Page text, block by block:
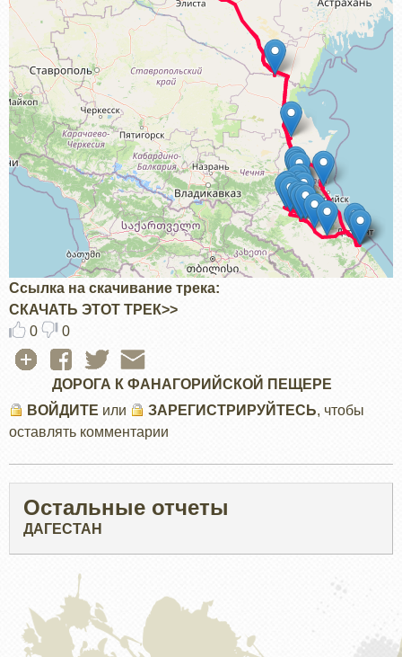
Ссылка на скачивание трека
СКАЧАТЬ ЭТОТ ТРЕК>>
0
0
ДОРОГА К ФАНАГОРИЙСКОЙ ПЕЩЕРЕ
ВОЙДИТЕ или ЗАРЕГИСТРИРУЙТЕСЬ, чтобы
оставлять комментарии
Остальные отчеты
ДАГЕСТАН